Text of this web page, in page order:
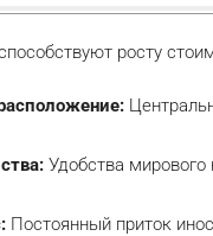
росту
Удобства
Постоянный приток